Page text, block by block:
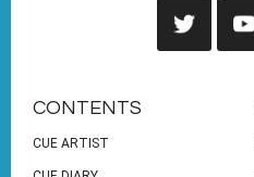
CONTENTS
CUE ARTIST